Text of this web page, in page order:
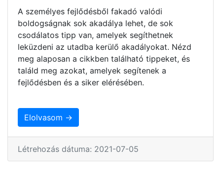
A személyes fejlődésből fakadó valódi
boldogságnak sok akadálya lehet, de sok
csodálatos tipp van, amelyek segíthetnek
leküzdeni az utadba kerülő akadályokat. Nézd
meg alaposan a cikkben található tippeket, és
találd meg azokat, amelyek segítenek a
fejlődésben és a siker elérésében.
Elolvasom →
Létrehozás dátuma: 2021-07-05